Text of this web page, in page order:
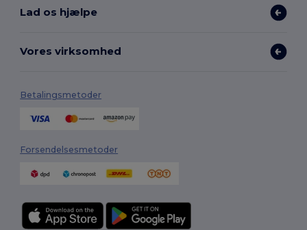
Lad os hjælpe
Vores virksomhed
Betalingsmetoder
Forsendelsesmetoder